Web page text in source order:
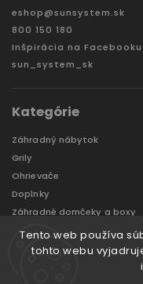
Tento web používa
tohto webu
eshop@sunsystem.sk
800 150 180
Inšpirácia na Facebooku
sun_system_sk
Kategórie
Záhradný nábytok
Grily
Ohrievače
Doplnky
Záhradné domčeky a boxy
VÝPREDAJ
Značky